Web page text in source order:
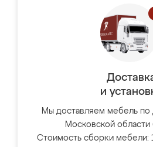
и
Мы доставляем мебель по
Московской области
Стоимость сборки мебели: